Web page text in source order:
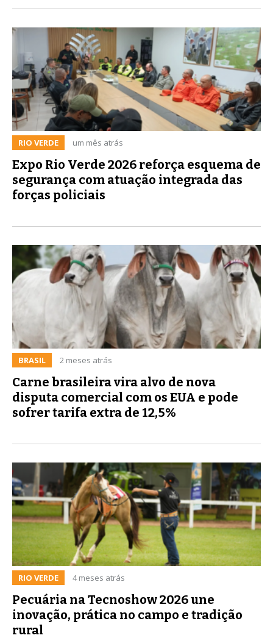
RIO VERDE um mês atrás
Expo Rio Verde 2026 reforça esquema de
segurança com atuação integrada das
forças policiais
BRASIL 2 meses atrás
Carne brasileira vira alvo de nova
disputa comercial com os EUA e pode
sofrer tarifa extra de 12,5%
RIO VERDE 4 meses atrás
Pecuária na Tecnoshow 2026 une
inovação, prática no campo e tradição
rural